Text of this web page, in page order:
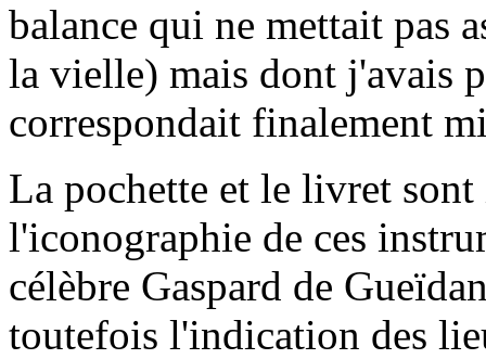
balance qui ne mettait pas
la vielle) mais dont j'avais
correspondait finalement
La pochette et le livret
l'iconographie de ces
célèbre Gaspard de
toutefois l'indication des